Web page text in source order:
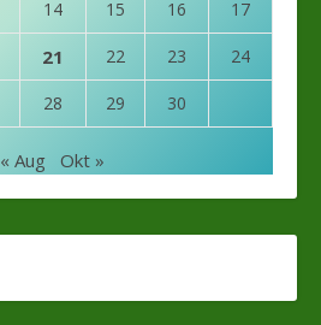
14 15 16 17
21 22 23 24
28 29 30
« Aug Okt »